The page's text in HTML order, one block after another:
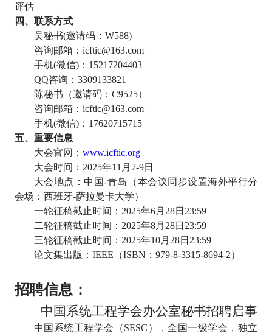
评估
四、联系方式
吴秘书(邀请码： W588)
咨询邮箱： icftic@163.com
手机(微信)： 15217204403
QQ咨询： 3309133821
陈秘书（邀请码： C9525）
咨询邮箱： icftic@163.com
手机(微信)： 17620715715
五、重要信息
大会官网： www.icftic.org
大会时间： 2025年11 月 7-9日
大会地点：中国-青岛（本会议同步设置海外平行分
会场：西班牙-萨拉曼卡大学）
一轮征稿截止时间： 2025年6月 28日 23:59
二轮征稿截止时间： 2025年8月 28日 23:59
三轮征稿截止时间： 2025年10月 28日 23:59
论文集出版： IEEE （ISBN ： 979-8-3315-8694-2）
招聘信息：
中国系统工程学会办公室秘书招聘启事
中国系统工程学会（SESC ），全国一级学会，独立